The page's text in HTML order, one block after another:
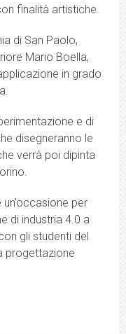
finalità artistiche.
di San Paolo,
Mario Boella,
in grado
e di
disegneranno le
verrà poi dipinta
per
di industria 4.0 a
gli studenti del
progettazione